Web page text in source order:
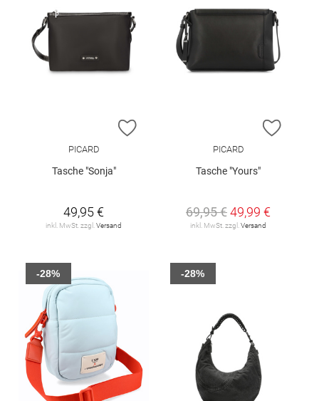
ZUR WUNSCHLISTE HINZUFÜGEN
PICARD
Tasche "Sonja"
49,95 €
inkl. MwSt. zzgl. Versand
ZUR
PICARD
Tasche "Yours"
69,95 €49,99 €
inkl. MwSt. zzgl. Versand
-28% -28%